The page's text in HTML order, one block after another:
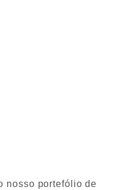
nosso portefólio de